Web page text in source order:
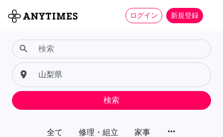
ログイン 新規登録
全て 修理・組立 家事 more_horiz
search
place
検索